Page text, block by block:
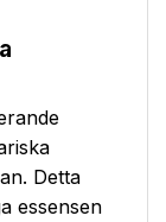
Detta
essensen